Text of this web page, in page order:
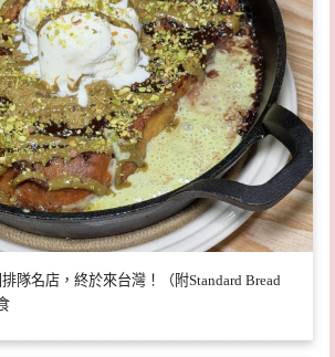
排隊名店，終於來台灣！（附Standard Bread